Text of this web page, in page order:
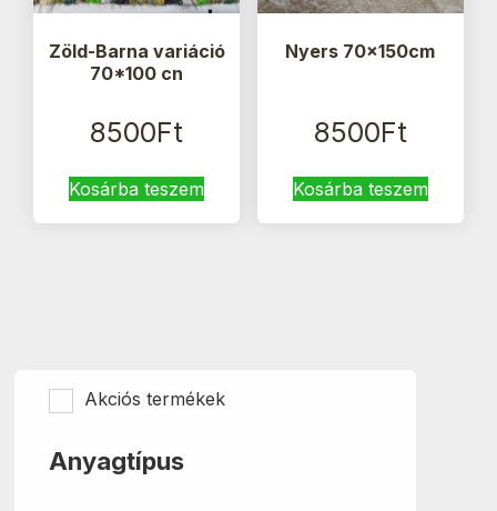
Zöld-Barna variáció
70*100 cn
8500Ft
Kosárba teszem
Nyers 70x150cm
8500Ft
Kosárba teszem
Akciós termékek
Anyagtípus